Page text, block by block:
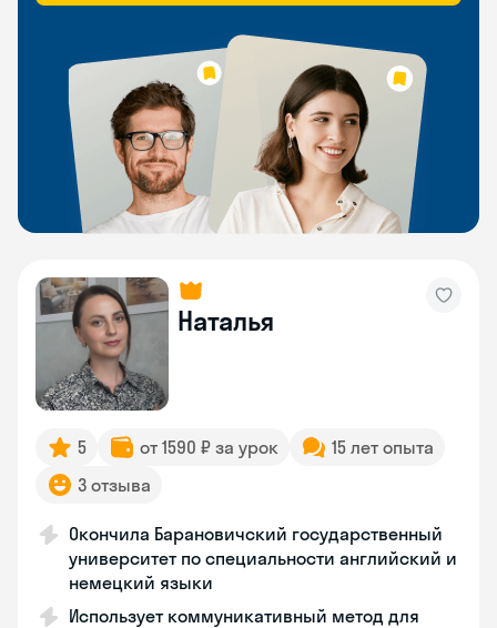
Наталья
5 от 1590 ₽ за урок
15 лет опыта
3 отзыва
Окончила Барановичский государственный
университет по специальности английский и
немецкий языки
Использует коммуникативный метод для